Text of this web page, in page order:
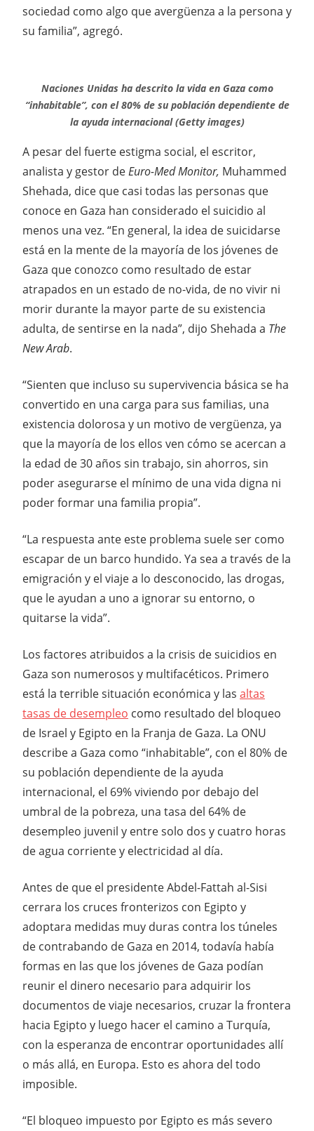
sociedad como algo que avergüenza a la persona y
su familia”, agregó.
Naciones Unidas ha descrito la vida en Gaza como
“inhabitable”, con el 80% de su población dependiente de
la ayuda internacional (Getty images)
A pesar del fuerte estigma social, el escritor,
analista y gestor deEuro-Med Monitor, Muhammed
Shehada, dice que casi todas las personas que
conoce en Gaza han considerado el suicidio al
menos una vez. “En general, la idea de suicidarse
está en la mente de la mayoría de los jóvenes de
Gaza que conozco como resultado de estar
atrapados en un estado de no-vida, de no vivir ni
morir durante la mayor parte de su existencia
adulta, de sentirse en la nada”, dijo Shehada a The
New Arab.
“Sienten que incluso su supervivencia básica se ha
convertido en una carga para sus familias, una
existencia dolorosa y un motivo de vergüenza, ya
que la mayoría de los ellos ven cómo se acercan a
la edad de 30 años sin trabajo, sin ahorros, sin
poder asegurarse el mínimo de una vida digna ni
poder formar una familia propia”.
“La respuesta ante este problema suele ser como
escapar de un barco hundido. Ya sea a través de la
emigración y el viaje a lo desconocido, las drogas,
que le ayudan a uno a ignorar su entorno, o
quitarse la vida”.
Los factores atribuidos a la crisis de suicidios en
Gaza son numerosos y multifacéticos. Primero
está la terrible situación económica y las altas
tasas de desempleo como resultado del bloqueo
de Israel y Egipto en la Franja de Gaza. La ONU
describe a Gaza como “inhabitable”, con el 80% de
su población dependiente de la ayuda
internacional, el 69% viviendo por debajo del
umbral de la pobreza, una tasa del 64% de
desempleo juvenil y entre solo dos y cuatro horas
de agua corriente y electricidad al día.
Antes de que el presidente Abdel-Fattah al-Sisi
cerrara los cruces fronterizos con Egipto y
adoptara medidas muy duras contra los túneles
de contrabando de Gaza en 2014, todavía había
formas en las que los jóvenes de Gaza podían
reunir el dinero necesario para adquirir los
documentos de viaje necesarios, cruzar la frontera
hacia Egipto y luego hacer el camino a Turquía,
con la esperanza de encontrar oportunidades allí
o más allá, en Europa. Esto es ahora del todo
imposible.
“El bloqueo impuesto por Egipto es más severo